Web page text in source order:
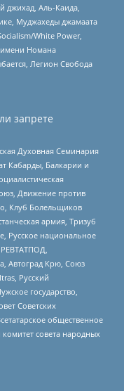
джихад, Аль-Каида,
Муджахеды джамаата
White Power,
имени Номана
Легион Свобода
запрете
Духовная Семинария
Кабарды, Балкарии и
Движение против
Клуб Болельщиков
армия, Тризуб
Русское национальное
Автоград Крю, Союз
Русский
государство,
Советских
общественное
совета народных